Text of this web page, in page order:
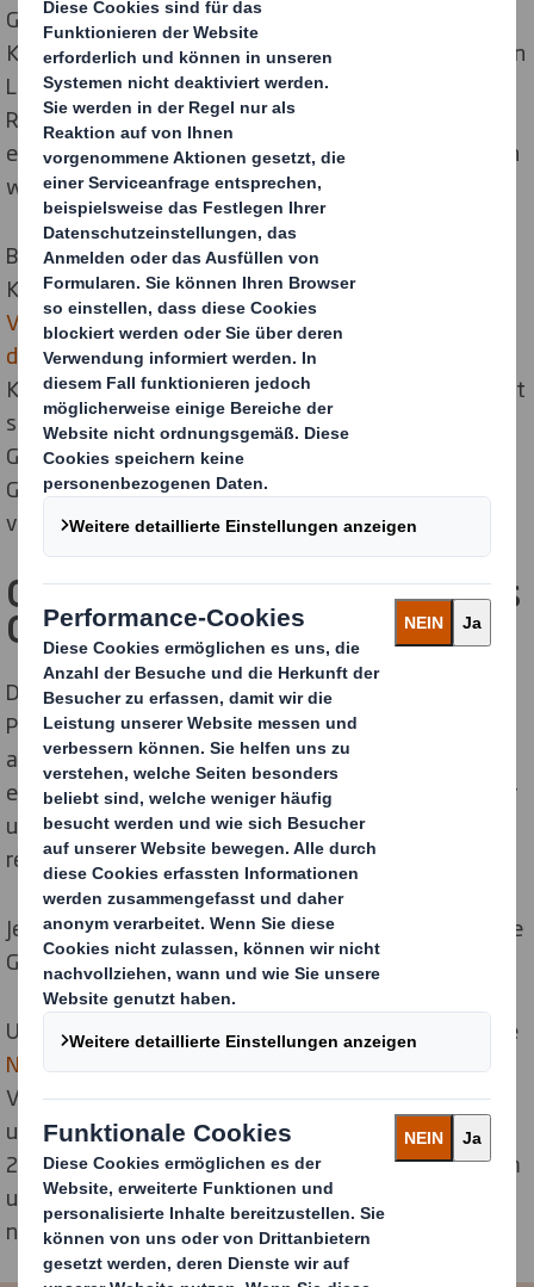
Große Herausforderungen wie der Ersatz von
Kunststoffen, die Beseitigung von Kohlenstoff aus den
Lieferketten und die Bereitstellung innovativer
Recyclinglösungen erfordern volle Konzentration und
erhebliche Investitionen. Von Portugal bis Polen stellen
wir genau das sicher.
Bei DS Smith steht der Übergang von der linearen zur
Kreislaufwirtschaft im Mittelpunkt unseres Ziels
Verpackungen für eine sich wandelnde Welt neu zu
definieren. Durch die Einführung von
Kreislaufkonzepten können wir eine nachhaltigere Welt
schaffen - für die heutige und für künftige
Generationen: Produkte und Materialien bleiben im
Gebrauch, Abfall und Verschmutzung werden
vermieden und natürliche Systeme regeneriert.
Gut für die Umwelt und gut fürs
Geschäft
DS Smith befindet sich bereits heute in einer starken
Position, um den Übergang zur Kreislaufwirtschaft
anzuführen. Unsere Produkte werden aus
erneuerbaren Ressourcen hergestellt und unser Papier
und unsere Pappe können nach Gebrauch bis zu 25 Mal
recycelt werden.
Jetzt gehen wir noch weiter: für unsere Kunden, unsere
Gemeinden und darüber hinaus.
Um in unserer Branche führend zu sein, sind wir mutige
Nachhaltigkeitsverpflichtungen
Visionen, Innovationen und erhebliche Investitionen in
unserem gesamten Unternehmen erfordern. Im Jahr
2020 haben wir unsere Kunststoffsparte verkauft, um
unser Know-how ausschließlich auf die Bereitstellung
nachhaltiger Verpackungslösungen zu konzentrieren.